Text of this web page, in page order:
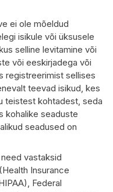
ei ole mõeldud
isikule või üksusele
selline levitamine või
või eeskirjadega või
registreerimist sellises
teevad isikud, kes
teistest kohtadest, seda
kohalike seaduste
seadused on
vastaksid
Insurance
Federal